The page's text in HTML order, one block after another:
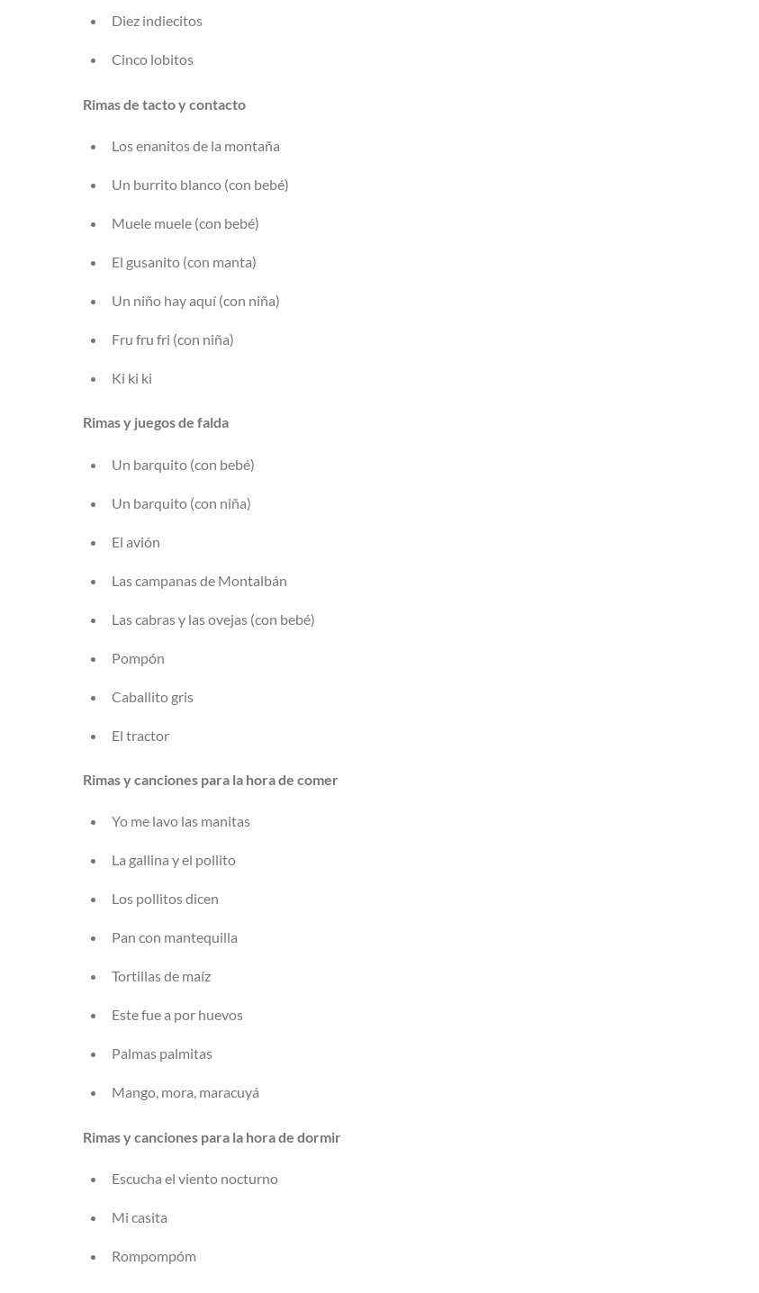
Diez indiecitos
Cinco lobitos
Rimas de tacto y contacto
Los enanitos de la montaña
Un burrito blanco (con bebé)
Muele muele (con bebé)
El gusanito (con manta)
Un niño hay aquí (con niña)
Fru fru fri (con niña)
Ki ki ki
Rimas y juegos de falda
Un barquito (con bebé)
Un barquito (con niña)
El avión
Las campanas de Montalbán
Las cabras y las ovejas (con bebé)
Pompón
Caballito gris
El tractor
Rimas y canciones para la hora de comer
Yo me lavo las manitas
La gallina y el pollito
Los pollitos dicen
Pan con mantequilla
Tortillas de maíz
Este fue a por huevos
Palmas palmitas
Mango, mora, maracuyá
Rimas y canciones para la hora de dormir
Escucha el viento nocturno
Mi casita
Rompompóm